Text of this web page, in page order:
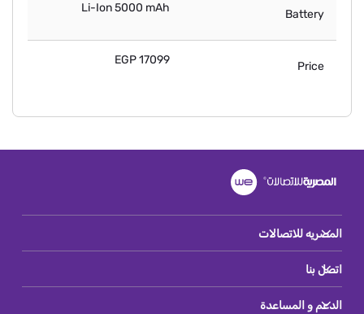
Battery
Li-Ion 5000 mAh
Price
17099 EGP
المصريه للاتصالات
اتصل بنا
الدعم و المساعدة